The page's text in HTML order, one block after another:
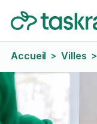
Accueil > Villes >